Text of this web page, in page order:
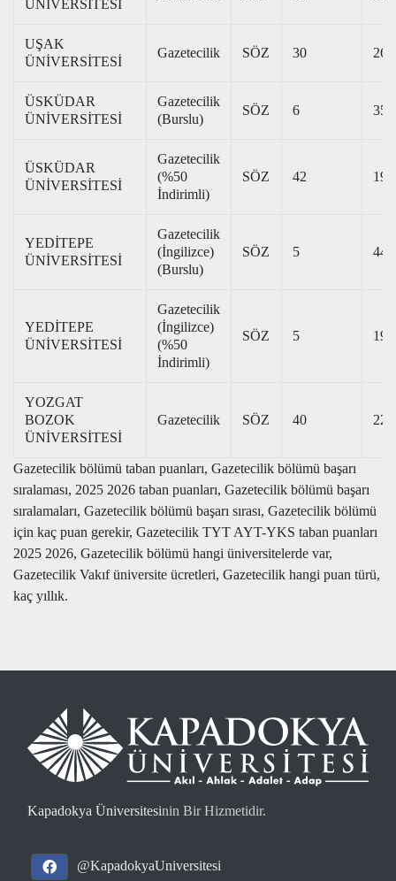
ÜNİVERSİTESİ
UŞAK
ÜNİVERSİTESİ
Gazetecilik SÖZ 30
ÜSKÜDAR
ÜNİVERSİTESİ
Gazetecilik
(Burslu)
SÖZ 6
ÜSKÜDAR
ÜNİVERSİTESİ
Gazetecilik
(%50
İndirimli)
SÖZ 42
YEDİTEPE
ÜNİVERSİTESİ
Gazetecilik
(İngilizce)
(Burslu)
SÖZ 5
YEDİTEPE
ÜNİVERSİTESİ
Gazetecilik
(İngilizce)
(%50
İndirimli)
SÖZ 5
YOZGAT
BOZOK
ÜNİVERSİTESİ
Gazetecilik SÖZ 40
Gazetecilik bölümü taban puanları, Gazetecilik bölümü başarı
sıralaması, 2025 2026 taban puanları, Gazetecilik bölümü başarı
sıralamaları, Gazetecilik bölümü başarı sırası, Gazetecilik bölümü
için kaç puan gerekir, Gazetecilik TYT AYT-YKS taban puanları
2025 2026, Gazetecilik bölümü hangi üniversitelerde var,
Gazetecilik Vakıf üniversite ücretleri, Gazetecilik hangi puan türü,
kaç yıllık.
Kapadokya Üniversitesinin Bir Hizmetidir.
@KapadokyaUniversitesi